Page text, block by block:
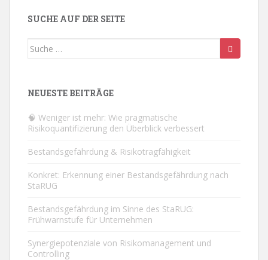
SUCHE AUF DER SEITE
Suche
NEUESTE BEITRÄGE
🧠 Weniger ist mehr: Wie pragmatische
Risikoquantifizierung den Überblick verbessert
Bestandsgefährdung & Risikotragfähigkeit
Konkret: Erkennung einer Bestandsgefährdung nach
StaRUG
Bestandsgefährdung im Sinne des StaRUG:
Frühwarnstufe für Unternehmen
Synergiepotenziale von Risikomanagement und
Controlling